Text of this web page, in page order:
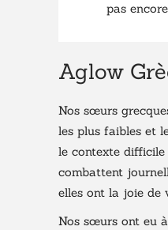
pas
Aglow
Nos sœurs
les plus faibles et
le contexte difficile
combattent
elles ont la joie de
Nos sœurs ont eu